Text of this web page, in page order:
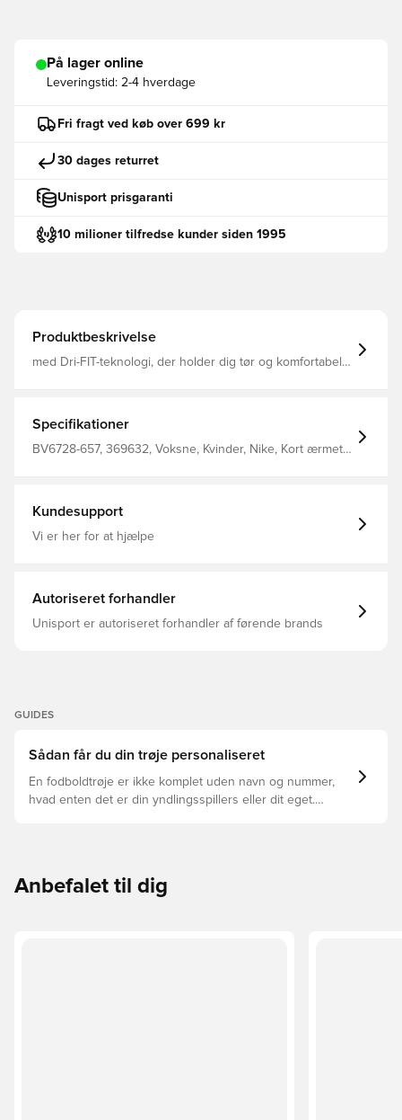
På lager online
Leveringstid: 2-4 hverdage
Fri fragt ved køb over 699 kr
30 dages returret
Unisport prisgaranti
10 milioner tilfredse kunder siden 1995
Produktbeskrivelse
med Dri-FIT-teknologi, der holder dig tør og komfortabel.
Specifikationer
BV6728-657, 369632, Voksne, Kvinder, Nike, Kort ærmet,
Kundesupport
Vi er her for at hjælpe
Autoriseret forhandler
Unisport er autoriseret forhandler af førende brands
GUIDES
Sådan får du din trøje personaliseret
En fodboldtrøje er ikke komplet uden navn og nummer,
hvad enten det er din yndlingsspillers eller dit eget.
Anbefalet til dig